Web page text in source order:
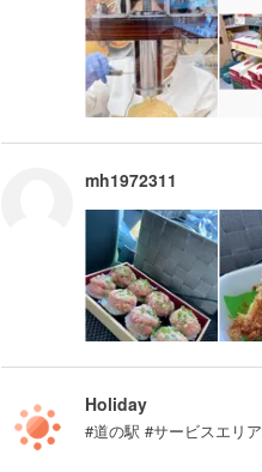
mh1972311
Holiday
#道の駅 #サービスエリア